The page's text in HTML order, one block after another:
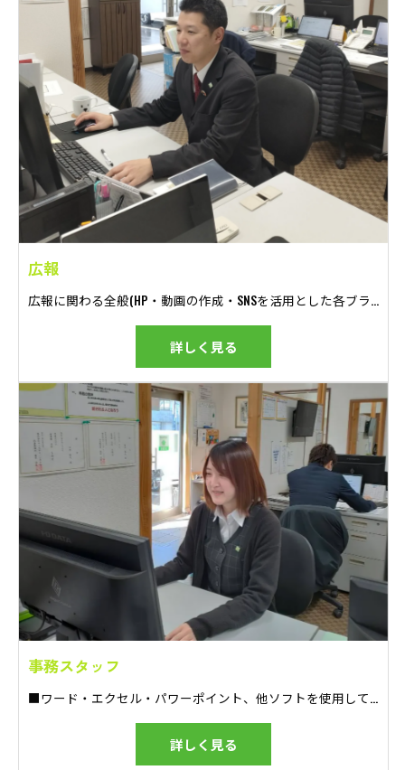
広報
広報に関わる全般(HP・動画の作成・SNSを活用とした各ブランドのPR) ※自社ブランドPR/SEO対策/Web広告の運用/チラシ作成等 ※告知活動を含む業務
詳しく見る
事務スタッフ
■ワード・エクセル・パワーポイント、他ソフトを使用して資料作成・データ入力業務 ■接客対応サポート(事務所・モデルハウス) ■営業、工務、広報の補助業務
詳しく見る